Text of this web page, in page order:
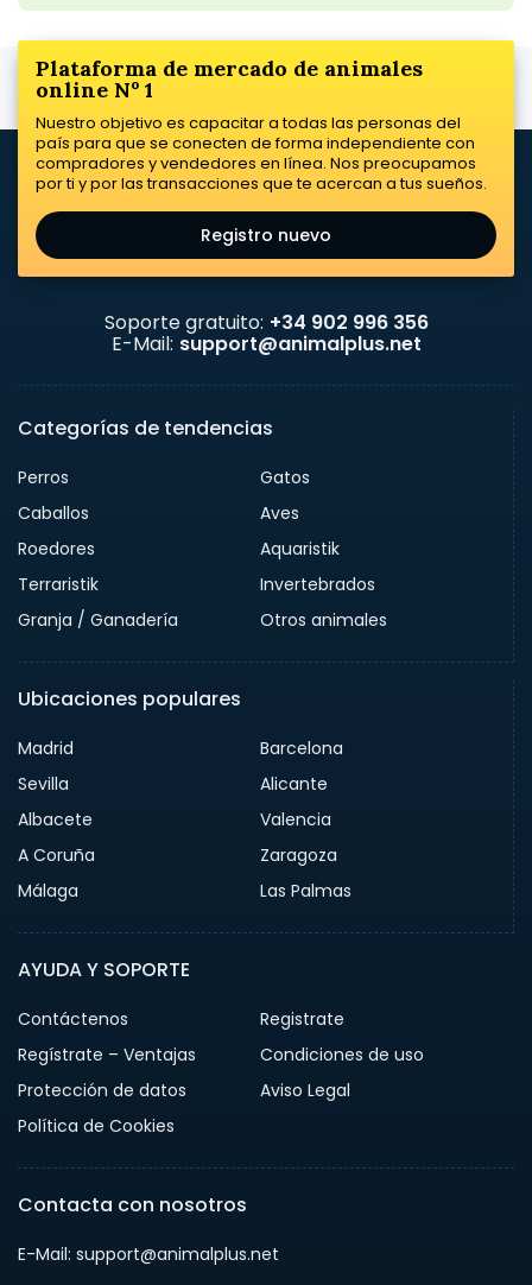
Plataforma de mercado de animales
online Nº 1
Nuestro objetivo es capacitar a todas las personas del
país para que se conecten de forma independiente con
compradores y vendedores en línea. Nos preocupamos
por ti y por las transacciones que te acercan a tus sueños.
Registro nuevo
Soporte gratuito: +34 902 996 356
E-Mail: support@animalplus.net
Categorías de tendencias
Perros
Gatos
Caballos
Aves
Roedores
Aquaristik
Terraristik
Invertebrados
Granja / Ganadería
Otros animales
Ubicaciones populares
Madrid
Barcelona
Sevilla
Alicante
Albacete
Valencia
A Coruña
Zaragoza
Málaga
Las Palmas
AYUDA Y SOPORTE
Contáctenos
Registrate
Regístrate – Ventajas
Condiciones de uso
Protección de datos
Aviso Legal
Política de Cookies
Contacta con nosotros
E-Mail: support@animalplus.net